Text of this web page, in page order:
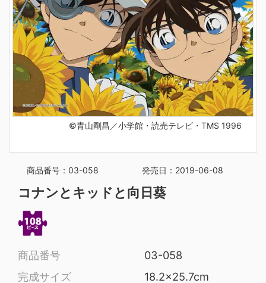
©青山剛昌／小学館・読売テレビ・TMS 1996
商品番号：03-058 発売日：2019-06-08
コナンとキッドと向日葵
商品番号
03-058
完成サイズ
18.2x25.7cm